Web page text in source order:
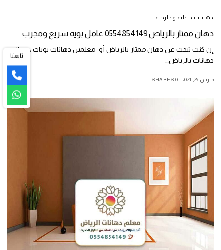
دهانات داخلية وخارجية
دهان ممتاز بالرياض 0554854149 عامل بويه سريع ومجرب
إن كنت تبحث عن دهان ممتاز بالرياض أو معلمين دهانات بويات ، عمال
دهانات بالرياض…
مارس 29, 2021 0 SHARES
تابعنا